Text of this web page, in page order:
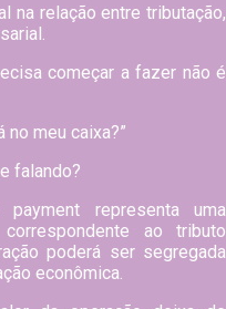
na relação entre tributação,
começar a fazer não é
no meu caixa?”
falando?
representa uma
ao tributo
poderá ser segregada
econômica.